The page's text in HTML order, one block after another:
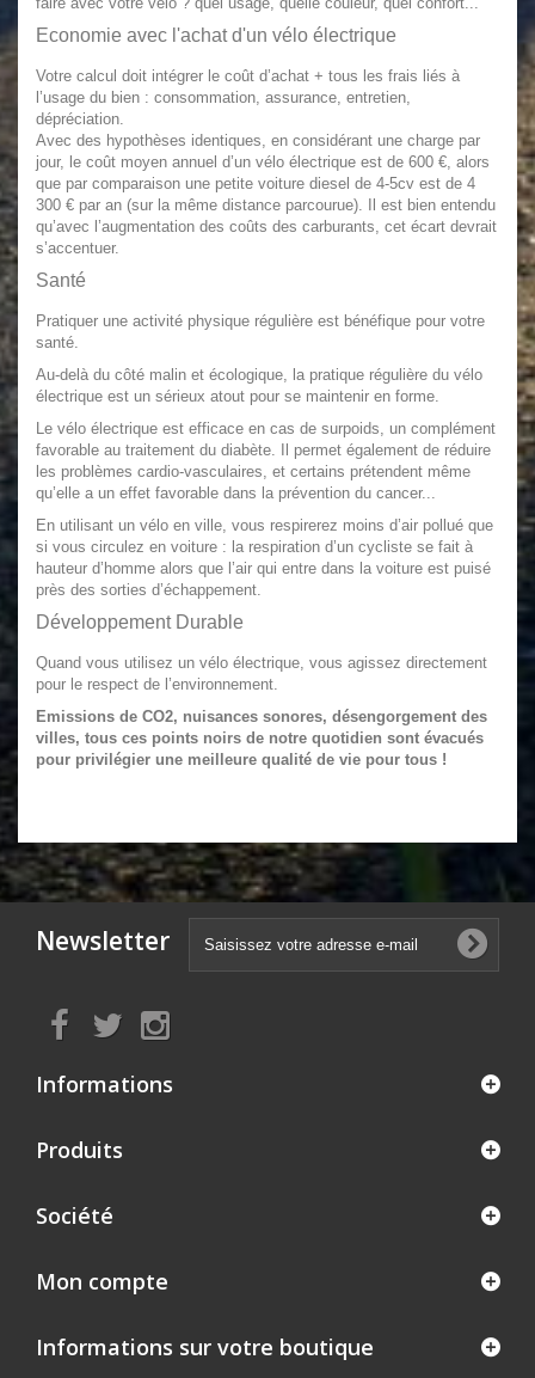
Economie avec l'achat d'un vélo électrique
Votre calcul doit intégrer le coût d’achat + tous les frais liés à
l’usage du bien : consommation, assurance, entretien,
dépréciation.
Avec des hypothèses identiques, en considérant une charge par
jour, le coût moyen annuel d’un vélo électrique est de 600 €, alors
que par comparaison une petite voiture diesel de 4-5cv est de 4
300 € par an (sur la même distance parcourue). Il est bien entendu
qu’avec l’augmentation des coûts des carburants, cet écart devrait
s’accentuer.
Santé
Pratiquer une activité physique régulière est bénéfique pour votre
santé.
Au-delà du côté malin et écologique, la pratique régulière du vélo
électrique est un sérieux atout pour se maintenir en forme.
Le vélo électrique est efficace en cas de surpoids, un complément
favorable au traitement du diabète. Il permet également de réduire
les problèmes cardio-vasculaires, et certains prétendent même
qu’elle a un effet favorable dans la prévention du cancer...
En utilisant un vélo en ville, vous respirerez moins d’air pollué que
si vous circulez en voiture : la respiration d’un cycliste se fait à
hauteur d’homme alors que l’air qui entre dans la voiture est puisé
près des sorties d’échappement.
Développement Durable
Quand vous utilisez un vélo électrique, vous agissez directement
pour le respect de l’environnement.
Emissions de CO2, nuisances sonores, désengorgement des
villes, tous ces points noirs de notre quotidien sont évacués
pour privilégier une meilleure qualité de vie pour tous !
Newsletter
Informations
Produits
Société
Mon compte
Informations sur votre boutique